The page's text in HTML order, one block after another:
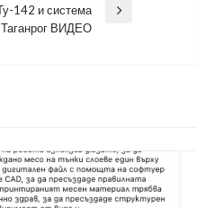
142 и система
Таганрог ВИДЕО